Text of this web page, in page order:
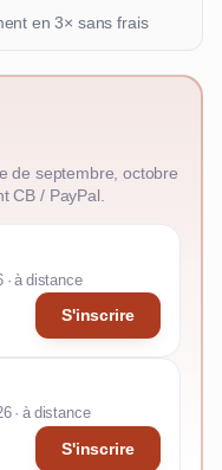
en 3× sans frais
de septembre, octobre
CB / PayPal.
· à distance
S'inscrire
· à distance
S'inscrire